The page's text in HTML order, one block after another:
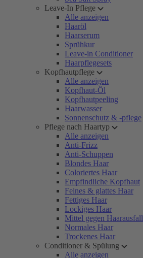
Leave-In Pflege
Alle anzeigen
Haaröl
Haarserum
Sprühkur
Leave-in Conditioner
Haarpflegesets
Kopfhautpflege
Alle anzeigen
Kopfhaut-Öl
Kopfhautpeeling
Haarwasser
Sonnenschutz & -pflege
Pflege nach Haartyp
Alle anzeigen
Anti-Frizz
Anti-Schuppen
Blondes Haar
Coloriertes Haar
Empfindliche Kopfhaut
Feines & glattes Haar
Fettiges Haar
Lockiges Haar
Mittel gegen Haarausfall
Normales Haar
Trockenes Haar
Conditioner & Spülung
Alle anzeigen